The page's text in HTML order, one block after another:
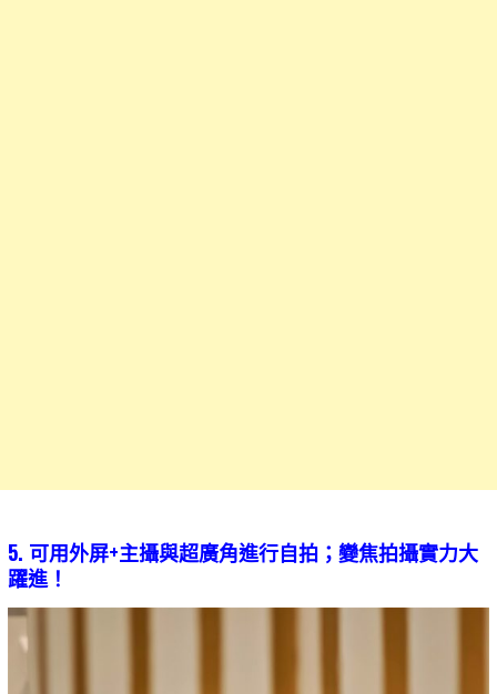
5. 可用外屏+主攝與超廣角進行自拍；變焦拍攝實力大
躍進！